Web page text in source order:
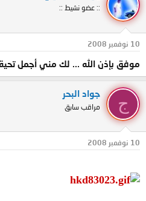
:: عضو نشيط ::
10 نوفمبر 2008
موفق بإذن الله ... لك مني أجمل تحية
ج
جواد البحر
مراقب سابق
10 نوفمبر 2008